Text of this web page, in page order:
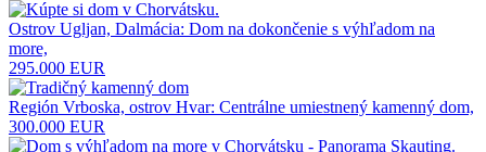
Ostrov Ugljan, Dalmácia: Dom na dokončenie s výhľadom na
more,
295.000 EUR
Región Vrboska, ostrov Hvar: Centrálne umiestnený kamenný dom,
300.000 EUR